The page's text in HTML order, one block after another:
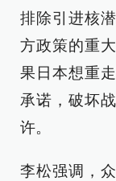
排除引进核
方政策的重
果日本想重
承诺，破坏
许。
李松强调，